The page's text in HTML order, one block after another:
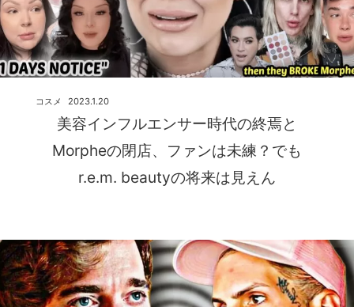
美容インフルエンサー時代の終焉と
Morpheの閉店、ファンは未練？でも
r.e.m. beautyの将来は見えん
2023.1.20
コスメ